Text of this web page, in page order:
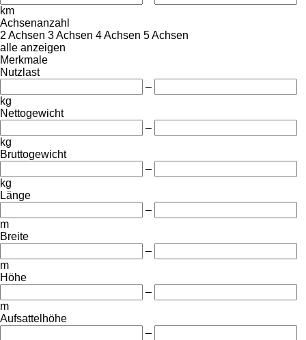
km
Achsenanzahl
2 Achsen 3 Achsen 4 Achsen 5 Achsen
alle anzeigen
Merkmale
Nutzlast
–
kg
Nettogewicht
–
kg
Bruttogewicht
–
kg
Länge
–
m
Breite
–
m
Höhe
–
m
Aufsattelhöhe
–